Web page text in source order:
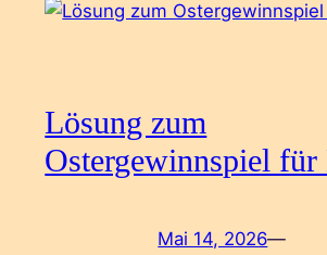
Lösung zum
Ostergewinnspiel
Mai 14, 2026—